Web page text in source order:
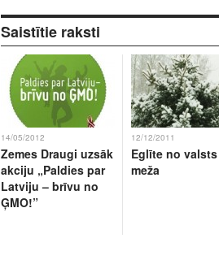
Saistītie raksti
14/05/2012
Zemes Draugi uzsāk
akciju „Paldies par
Latviju – brīvu no
ĢMO!”
12/12/2011
Eglīte no valsts
meža